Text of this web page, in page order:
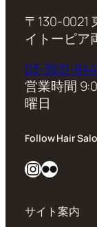
〒130-0021
イトーピア
03-3631-
営業時間
曜日
Follow Hair
InstagramFlickr
サイト案内